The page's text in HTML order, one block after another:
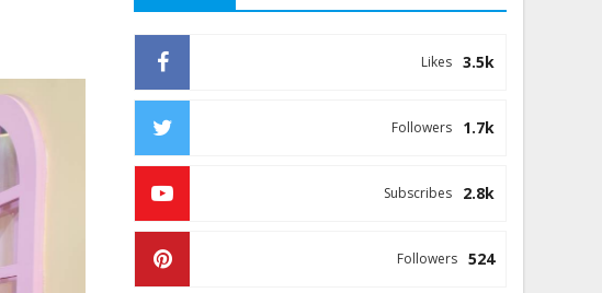
3.5k
Likes
1.7k
Followers
2.8k
Subscribes
524
Followers